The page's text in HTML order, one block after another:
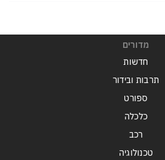
מדורים
חדשות
תרבות ובידור
ספורט
כלכלה
רכב
טכנולוגיה